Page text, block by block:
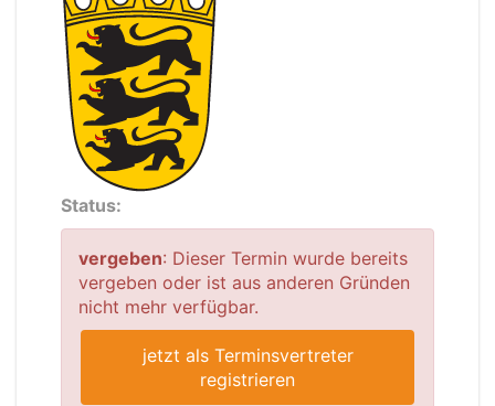
Status:
vergeben: Dieser Termin wurde bereits
vergeben oder ist aus anderen Gründen
nicht mehr verfügbar.
jetzt als Terminsvertreter
registrieren